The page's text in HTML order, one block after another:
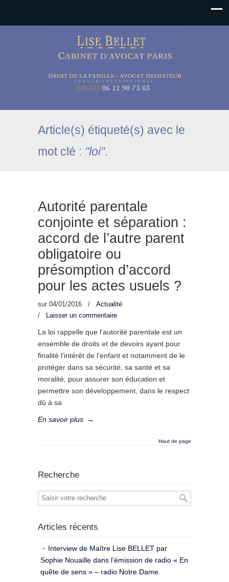
Article(s) étiqueté(s) avec le
mot clé : "loi".
Autorité parentale
conjointe et séparation :
accord de l’autre parent
obligatoire ou
présomption d’accord
pour les actes usuels ?
sur 04/01/2016 /
Actualité
/
Laisser un commentaire
La loi rappelle que l’autorité parentale est un
ensemble de droits et de devoirs ayant pour
finalité l’intérêt de l’enfant et notamment de le
protéger dans sa sécurité, sa santé et sa
moralité, pour assurer son éducation et
permettre son développement, dans le respect
dû à sa
En savoir plus →
Haut de page
Recherche
Articles récents
Interview de Maître Lise BELLET par
Sophie Nouaille dans l’émission de radio « En
quête de sens » – radio Notre Dame.